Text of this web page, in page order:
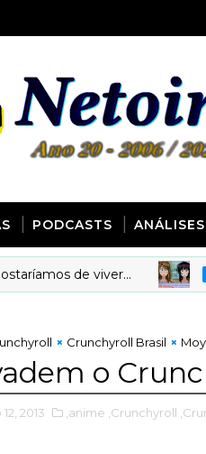
PODCASTS ANÁLISES
de viver...
Crunchyroll Brasil
o
2013 ,anime ,Crunchyroll